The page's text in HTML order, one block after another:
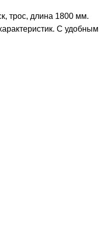
трос, длина 1800 мм.
С удобным